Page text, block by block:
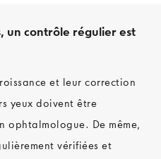
un contrôle régulier est
et leur correction
yeux doivent être
ophtalmologue. De même,
vérifiées et